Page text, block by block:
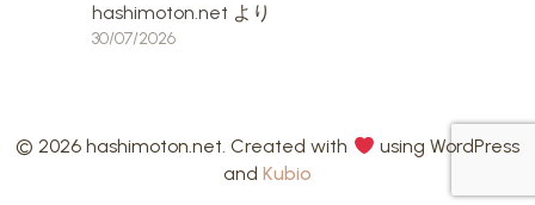
hashimoton.net より
30/07/2026
© 2026 hashimoton.net. Created with
using WordPress
and Kubio